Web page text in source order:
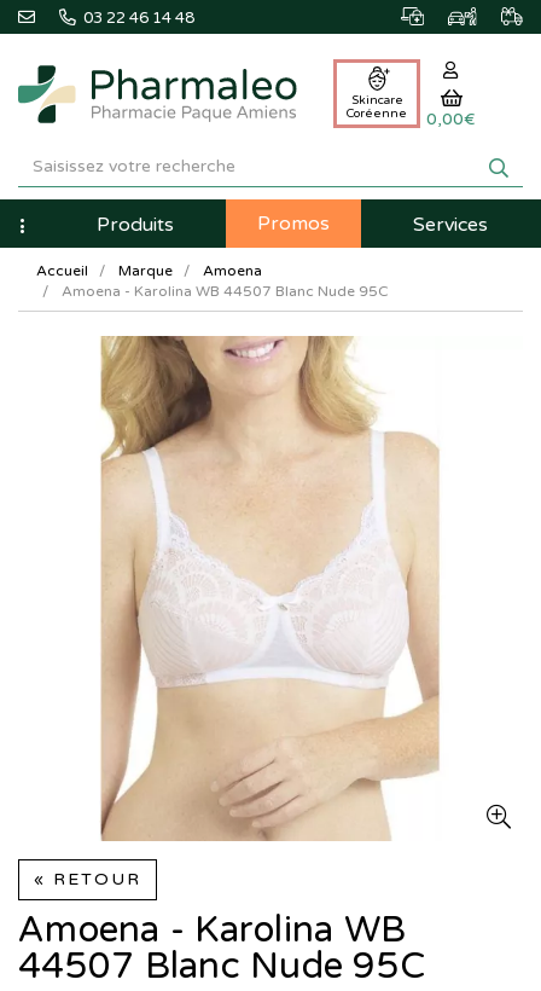
03 22 46 14 48
Pharmaleo
Pharmacie
Paque
Amiens
Skincare
Coréenne
0,00€
NavigationProduits Promos Services
Accueil Marque
Amoena
Amoena - Karolina WB 44507 Blanc Nude 95C
« RETOUR
Amoena - Karolina WB
44507 Blanc Nude 95C